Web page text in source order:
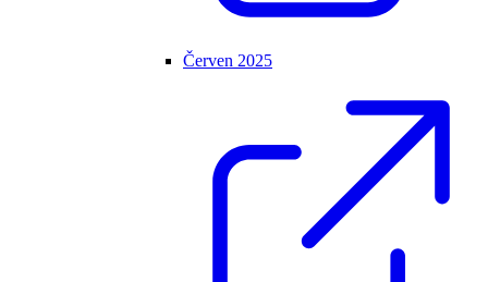
Červen 2025